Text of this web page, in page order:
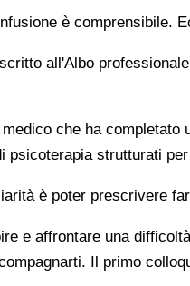
è comprensibile.
all'Albo
che ha completato
psicoterapia strutturati
è poter prescrivere
e affrontare una
Il primo